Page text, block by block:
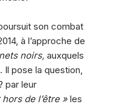
son combat
à l’approche de
noirs, auxquels
Il pose la question,
par leur
de l’être » les